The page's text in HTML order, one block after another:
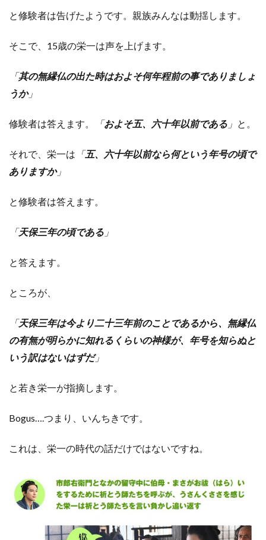
と修験者は告げたようです。親族みんなは動揺します。
そこで、15歳の栄一は声を上げます。
「其の無縁仏の出た時はおよそ何年程前の事でありましょ
うか」
修験者は答えます。 「およそ五、六十年以前である 」 と。
それで、栄一は 「五、六十年以前なら何という年号の頃で
ありますか」
と修験者は答えます。
「天保三年の頃である 」
と答えます。
ところが、
「天保三年は今より二十三年前のことであるから、無縁仏
の有無が明らかに知れるくらいの神様が、年号を知らぬと
いう訳はないはずだ」
と若き栄一が指摘します。
Bogus….つまり、いんちきです。
これは、栄一の時代の話だけではないですね。